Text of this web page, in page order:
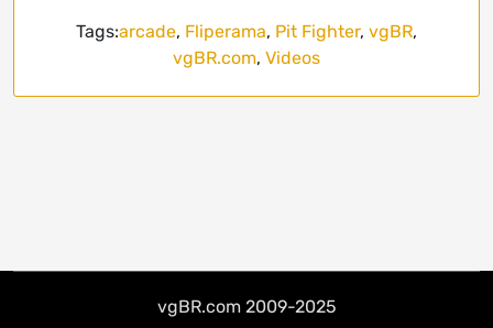
Tags:arcade, Fliperama, Pit Fighter, vgBR,
vgBR.com, Videos
vgBR.com 2009-2025